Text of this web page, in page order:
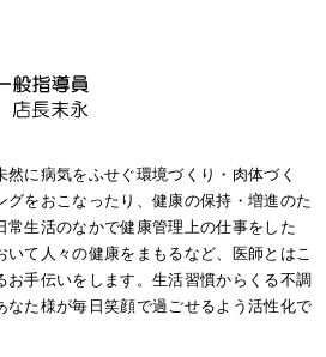
に病気をふせぐ環境づくり・肉体づく
グをおこなったり、健康の保持・増進のた
常生活のなかで健康管理上の仕事をした
いて人々の健康をまもるなど、医師とはこ
お手伝いをします。生活習慣からくる不調
なた様が毎日笑顔で過ごせるよう活性化で